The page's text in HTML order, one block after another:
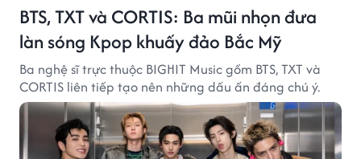
BTS, TXT và CORTIS: Ba mũi nhọn đưa
làn sóng Kpop khuấy đảo Bắc Mỹ
Ba nghệ sĩ trực thuộc BIGHIT Music gồm BTS, TXT và
CORTIS liên tiếp tạo nên những dấu ấn đáng chú ý.